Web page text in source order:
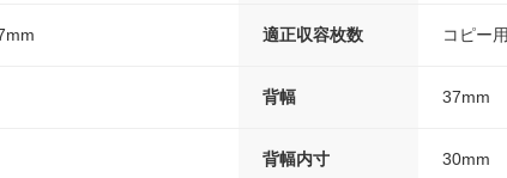
適正収容枚数 コピー
背幅 37mm
背幅内寸 30mm